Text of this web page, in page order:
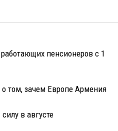
пенсионеров с 1
том, зачем Европе Армения
в августе